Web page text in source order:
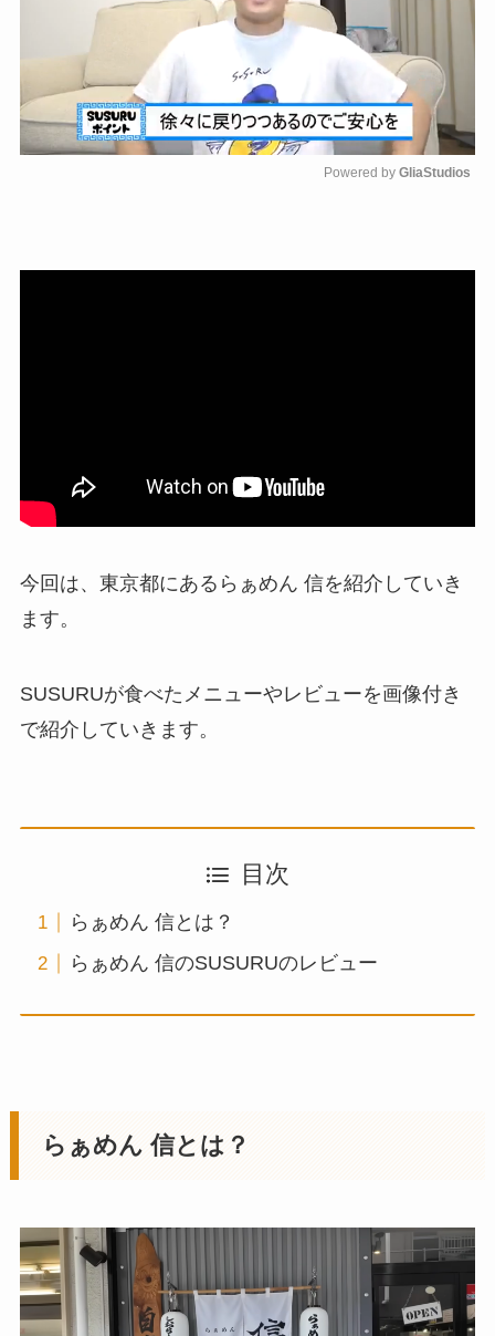
Powered by GliaStudios
今回は、東京都にあるらぁめん 信を紹介していき
ます。
SUSURUが食べたメニューやレビューを画像付き
で紹介していきます。
目次
らぁめん 信とは？
らぁめん 信のSUSURUのレビュー
らぁめん 信とは？